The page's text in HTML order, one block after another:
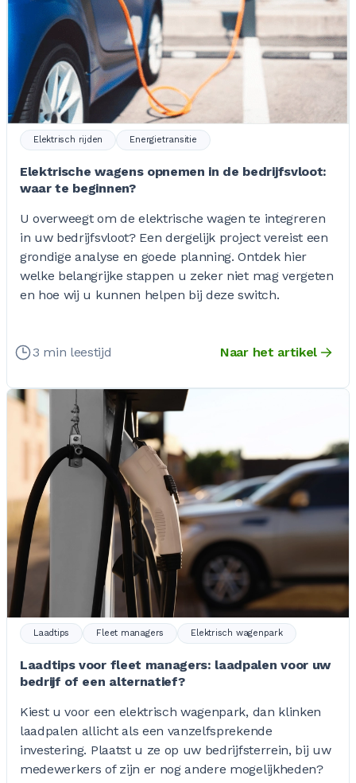
Elektrisch rijden Energietransitie
Elektrische wagens opnemen in de bedrijfsvloot:
waar te beginnen?
U overweegt om de elektrische wagen te integreren
in uw bedrijfsvloot? Een dergelijk project vereist een
grondige analyse en goede planning. Ontdek hier
welke belangrijke stappen u zeker niet mag vergeten
en hoe wij u kunnen helpen bij deze switch.
3 min leestijd Naar het artikel
Laadtips Fleet managers Elektrisch wagenpark
Laadtips voor fleet managers: laadpalen voor uw
bedrijf of een alternatief?
Kiest u voor een elektrisch wagenpark, dan klinken
laadpalen allicht als een vanzelfsprekende
investering. Plaatst u ze op uw bedrijfsterrein, bij uw
medewerkers of zijn er nog andere mogelijkheden?